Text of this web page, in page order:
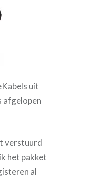
uit
afgelopen
verstuurd
het pakket
al